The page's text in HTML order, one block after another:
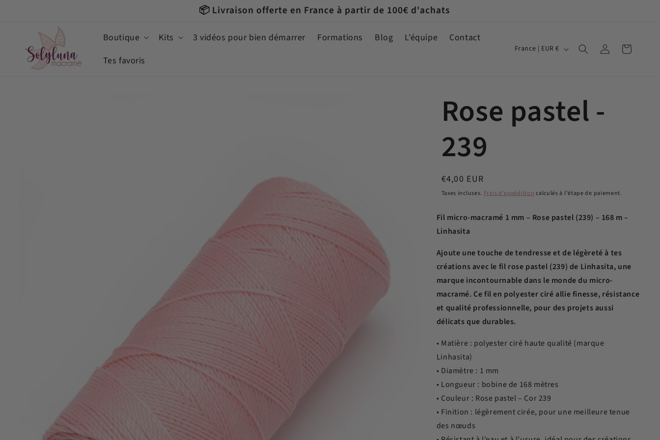
🎁 Un cadeau dans ta commande dès 65€ d'achats
Boutique Kits 3 vidéos pour bien démarrer Formations Blog L'équipe
Contact
Tes favoris
P
s
/
g
i
n
France | EUR € Connexion Panier
Rose pastel -
239
Prix
habituel
€4,00 EUR
Taxes incluses. Frais d'expédition calculés à l'étape de paiement.
Fil micro-macramé 1 mm – Rose pastel (239) – 168 m –
Linhasita
Ajoute une touche de tendresse et de légèreté à tes
créations avec le fil rose pastel (239) de Linhasita, une
marque incontournable dans le monde du micro-
macramé. Ce fil en polyester ciré allie finesse, résistance
et qualité professionnelle, pour des projets aussi
délicats que durables.
• Matière : polyester ciré haute qualité (marque
Linhasita)
• Diamètre : 1 mm
• Longueur : bobine de 168 mètres
• Couleur : Rose pastel – Cor 239
• Finition : légèrement cirée, pour une meilleure tenue
des nœuds